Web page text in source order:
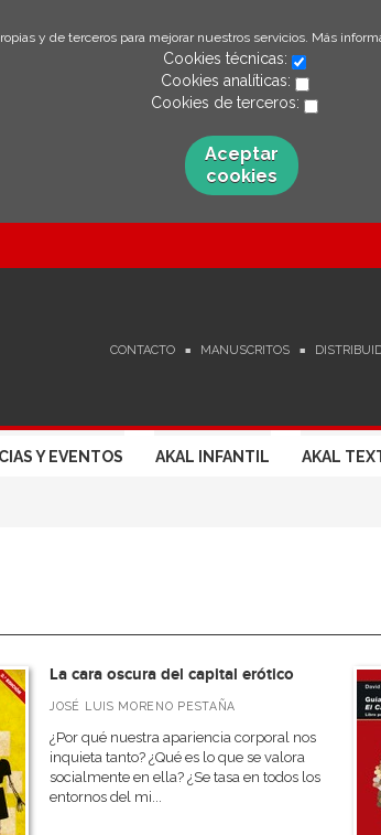
y de terceros para mejorar nuestros servicios. Más
Cookies técnicas:
Cookies analíticas:
Cookies de terceros:
Aceptar
cookies
CONTACTO MANUSCRITOS
Y EVENTOS AKAL INFANTIL AKAL
La cara oscura del capital erótico
JOSÉ LUIS MORENO PESTAÑA
¿Por qué nuestra apariencia corporal nos
inquieta tanto? ¿Qué es lo que se valora
socialmente en ella? ¿Se tasa en todos los
entornos del mi...